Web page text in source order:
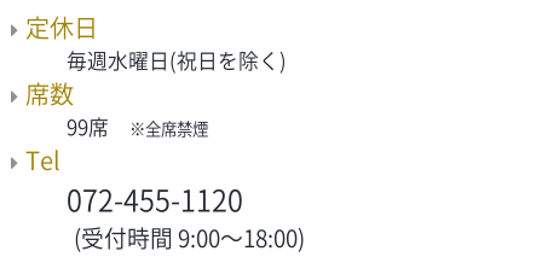
定休日
毎週水曜日(祝日を除く)
席数
99席 ※全席禁煙
Tel
072-455-1120
(受付時間 9:00～18:00)